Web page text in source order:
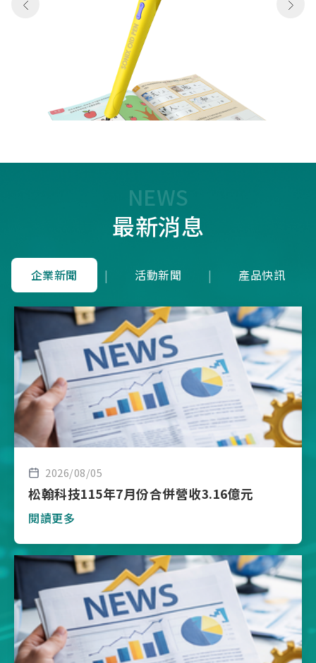
NEWS
最新消息
企業新聞 | 活動新聞 | 產品快訊
2026/08/05
松翰科技115年7月份合併營收3.16億元
閱讀更多